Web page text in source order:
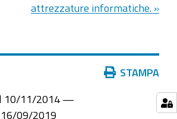
attrezzature informatiche. »
STAMPA
10/11/2014 —
16/09/2019